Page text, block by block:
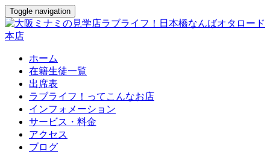
Toggle navigation
ホーム
在籍生徒一覧
出席表
ラブライフ！ってこんなお店
インフォメーション
サービス・料金
アクセス
ブログ